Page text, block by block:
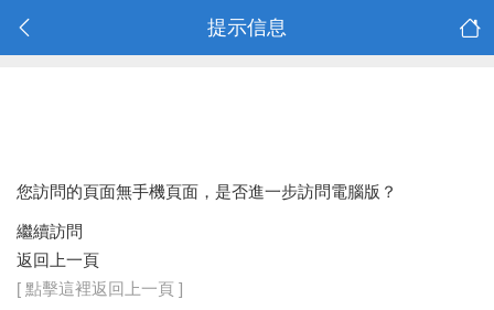
提示信息
您訪問的頁面無手機頁面，是否進一步訪問電腦版？
繼續訪問
返回上一頁
[ 點擊這裡返回上一頁 ]